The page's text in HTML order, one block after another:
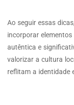
Ao seguir essas
incorporar
autêntica e
valorizar a cultura
reflitam a identidade